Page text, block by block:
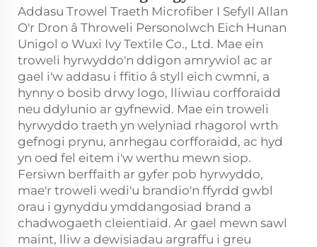
Addasu Trowel Traeth Microfiber I Sefyll Allan
O'r Dron â Throweli Personolwch Eich Hunan
Unigol o Wuxi Ivy Textile Co., Ltd. Mae ein
troweli hyrwyddo'n ddigon amrywiol ac ar
gael i'w addasu i ffitio â styll eich cwmni, a
hynny o bosib drwy logo, lliwiau corfforaidd
neu ddylunio ar gyfnewid. Mae ein troweli
hyrwyddo traeth yn welyniad rhagorol wrth
gefnogi prynu, anrhegau corfforaidd, ac hyd
yn oed fel eitem i'w werthu mewn siop.
Fersiwn berffaith ar gyfer pob hyrwyddo,
mae'r troweli wedi'u brandio'n ffyrdd gwbl
orau i gynyddu ymddangosiad brand a
chadwogaeth cleientiaid. Ar gael mewn sawl
maint, lliw a dewisiadau argraffu i greu